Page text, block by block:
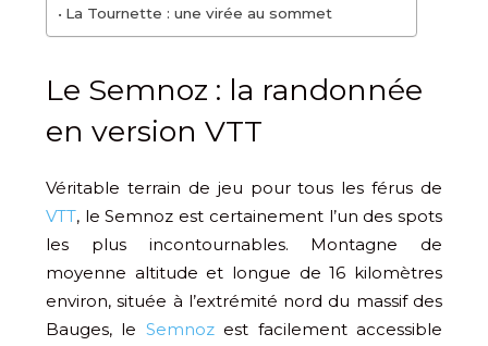
La Tournette : une virée au sommet
Le Semnoz : la randonnée
en version VTT
Véritable terrain de jeu pour tous les férus de
VTT, le Semnoz est certainement l’un des spots
les plus incontournables. Montagne de
moyenne altitude et longue de 16 kilomètres
environ, située à l’extrémité nord du massif des
Bauges, le Semnozest facilement accessible